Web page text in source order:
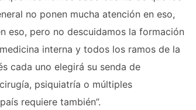
no ponen mucha atención en eso,
eso, pero no descuidamos la formación
interna y todos los ramos de la
cada uno elegirá su senda de
psiquiatría o múltiples
requiere también”.